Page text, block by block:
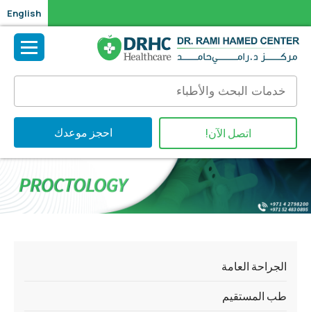
English
احجز موعدك اتصل الآن!
الجراحة العامة
طب المستقيم